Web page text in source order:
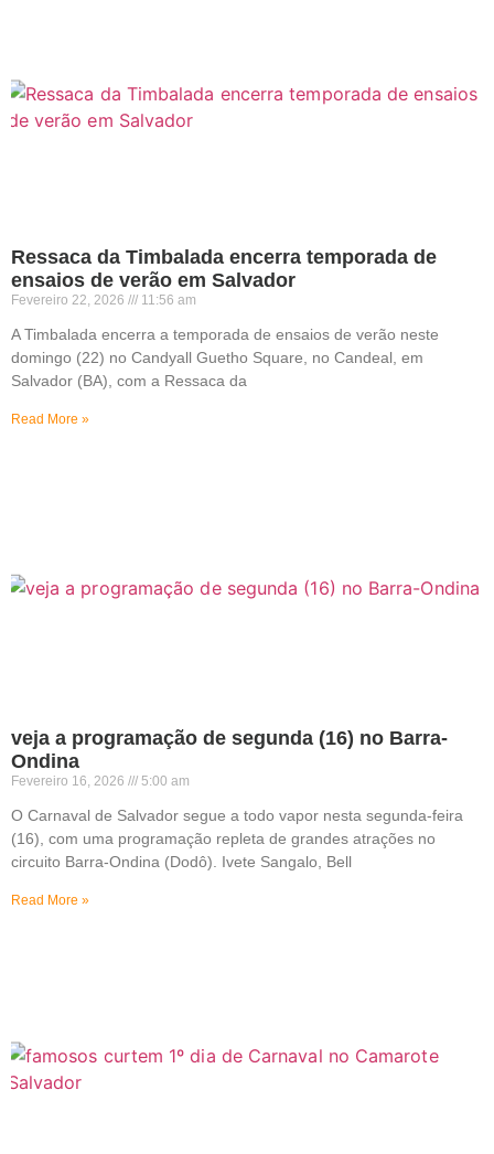
Ressaca da Timbalada encerra temporada de
ensaios de verão em Salvador
Fevereiro 22, 2026 11:56 am
A Timbalada encerra a temporada de ensaios de verão neste
domingo (22) no Candyall Guetho Square, no Candeal, em
Salvador (BA), com a Ressaca da
Read More »
veja a programação de segunda (16) no Barra-
Ondina
Fevereiro 16, 2026 5:00 am
O Carnaval de Salvador segue a todo vapor nesta segunda-feira
(16), com uma programação repleta de grandes atrações no
circuito Barra-Ondina (Dodô). Ivete Sangalo, Bell
Read More »